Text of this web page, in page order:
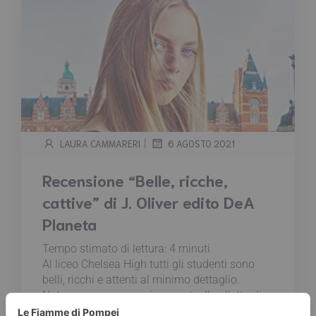
LAURA CAMMARERI | 6 AGOSTO 2021
Recensione “Belle, ricche,
cattive” di J. Oliver edito DeA
Planeta
Tempo stimato di lettura: 4 minuti
Al liceo Chelsea High tutti gli studenti sono
belli, ricchi e attenti al minimo dettaglio.
Notano una gonna spiegazzata. Il colletto di
una camicia non stirato. Una borsa di